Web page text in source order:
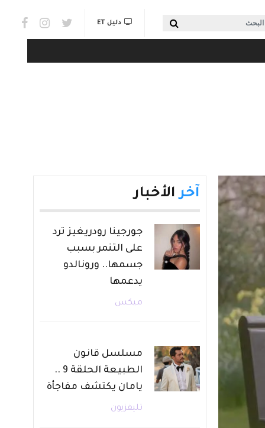
البحث links & Watch
دليل ET
آخر الأخبار
جورجينا رودريغيز ترد
على التنمر بسبب
جسمها.. ورونالدو
يدعمها
ميكس
مسلسل قانون
الطبيعة الحلقة 9 ..
يامان يكتشف مفاجأة
تليفزيون